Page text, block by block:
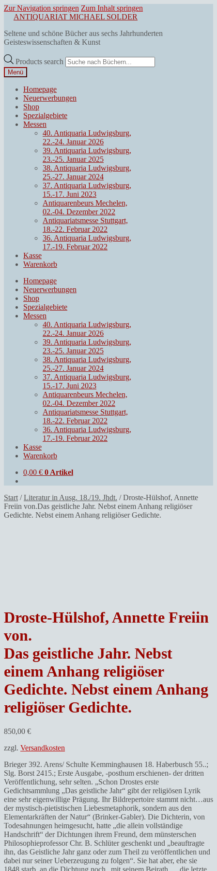
Zur Navigation springen Zum Inhalt springen
ANTIQUARIAT MICHAEL SOLDER
Seltene und schöne Bücher aus sechs Jahrhunderten
Geisteswissenschaften & Kunst
Products search
Menü
Homepage
Neuerwerbungen
Shop
Spezialgebiete
Messen
40. Antiquaria Ludwigsburg,
22.-24. Januar 2026
39. Antiquaria Ludwigsburg,
23.-25. Januar 2025
38. Antiquaria Ludwigsburg,
25.-27. Januar 2024
37. Antiquaria Ludwigsburg,
15.-17. Juni 2023
Antiquarenbeurs Mechelen,
02.-04. Dezember 2022
Antiquariatsmesse Stuttgart,
18.-22. Februar 2022
36. Antiquaria Ludwigsburg,
17.-19. Februar 2022
Kasse
Warenkorb
Homepage
Neuerwerbungen
Shop
Spezialgebiete
Messen
40. Antiquaria Ludwigsburg,
22.-24. Januar 2026
39. Antiquaria Ludwigsburg,
23.-25. Januar 2025
38. Antiquaria Ludwigsburg,
25.-27. Januar 2024
37. Antiquaria Ludwigsburg,
15.-17. Juni 2023
Antiquarenbeurs Mechelen,
02.-04. Dezember 2022
Antiquariatsmesse Stuttgart,
18.-22. Februar 2022
36. Antiquaria Ludwigsburg,
17.-19. Februar 2022
Kasse
Warenkorb
0,00 € 0 Artikel
Start /Literatur in Ausg. 18./19. Jhdt. /Droste-Hülshof, Annette
Freiin von.Das geistliche Jahr. Nebst einem Anhang religiöser
Gedichte. Nebst einem Anhang religiöser Gedichte.
Droste-Hülshof, Annette Freiin
von.
Das geistliche Jahr. Nebst
einem Anhang religiöser
Gedichte. Nebst einem Anhang
religiöser Gedichte.
850,00 €
zzgl. Versandkosten
Brieger 392. Arens/ Schulte Kemminghausen 18. Haberbusch 55..;
Slg. Borst 2415.; Erste Ausgabe, -posthum erschienen- der dritten
Veröffentlichung, sehr selten. „Schon Drostes erste
Gedichtsammlung „Das geistliche Jahr“ gibt der religiösen Lyrik
eine sehr eigenwillige Prägung. Ihr Bildrepertoire stammt nicht…aus
der mystisch-pietistischen Liebesmetaphorik, sondern aus den
Elementarkräften der Natur“ (Brinker-Gabler). Die Dichterin, von
Todesahnungen heimgesucht, hatte „die allein vollständige
Handschrift“ der Dichtungen ihrem Freund, dem münsterschen
Philosophieprofessor Chr. B. Schlüter geschenkt und „beauftragte
ihn, das Geistliche Jahr ganz oder zum Theil zu veröffentlichen und
dabei nur seiner Ueberzeugung zu folgen“. Sie hat aber, ehe sie
1848 starb, an die Dichtung noch „mit seinem Beirath … die letzte